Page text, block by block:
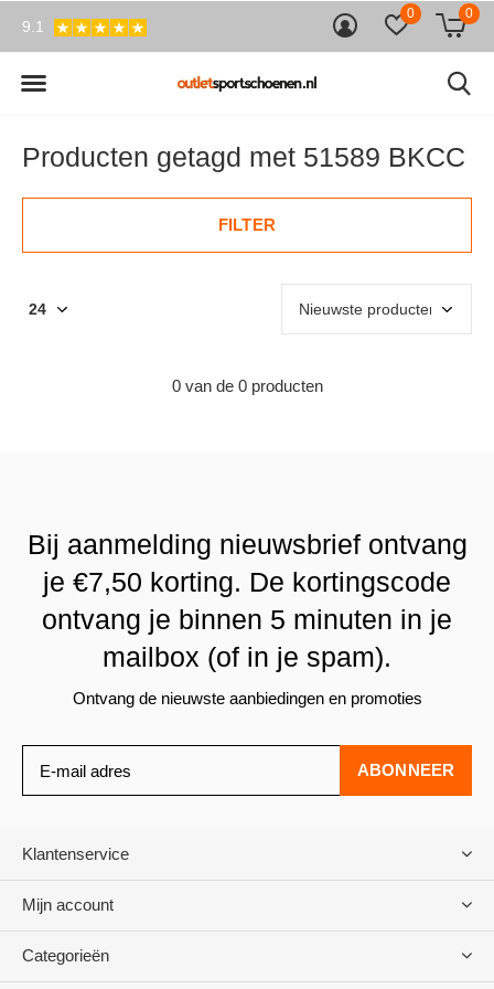
0 0
9.1
Producten getagd met 51589 BKCC
FILTER
0 van de 0 producten
Bij aanmelding nieuwsbrief ontvang
je €7,50 korting. De kortingscode
ontvang je binnen 5 minuten in je
mailbox (of in je spam).
Ontvang de nieuwste aanbiedingen en promoties
ABONNEER
Klantenservice
Mijn account
Categorieën